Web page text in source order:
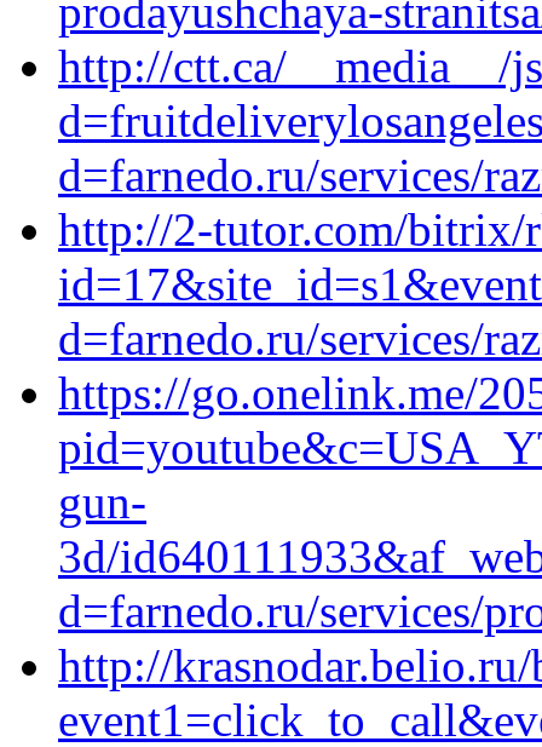
prodayushchaya-
http://ctt.ca/__media__/
d=farnedo.ru/services/
http://2-tutor.com/bitrix/
d=farnedo.ru/services/
https://go.onelink.me/
gun-
3d/
d=farnedo.ru/services/
http://